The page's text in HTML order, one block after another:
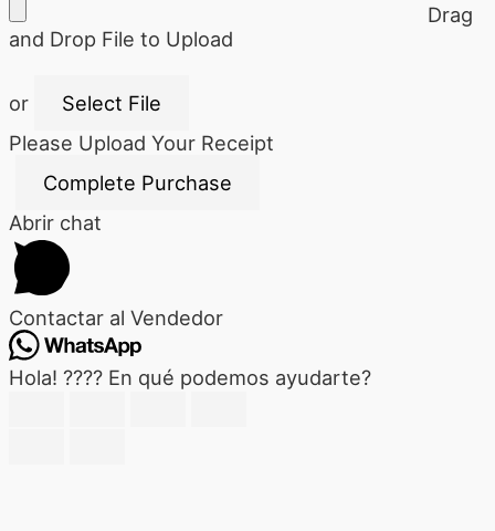
Drag
and Drop File to Upload
or
Select File
Please Upload Your Receipt
Abrir chat
Contactar al Vendedor
Hola! ???? En qué podemos ayudarte?